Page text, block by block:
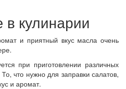
кулинарии
и приятный вкус масла очень
при приготовлении различных
что нужно для заправки салатов,
и аромат.